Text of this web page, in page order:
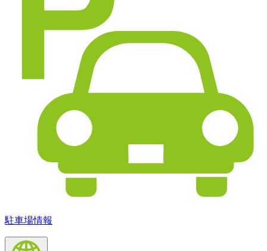
駐車場情報